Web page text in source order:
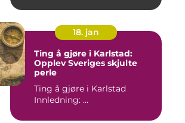
18. jan
Ting å gjøre i Karlstad:
Opplev Sveriges skjulte
perle
Ting å gjøre i Karlstad
Innledning: ...